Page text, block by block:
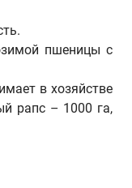
пшеницы с
в хозяйстве
рапс – 1000 га,